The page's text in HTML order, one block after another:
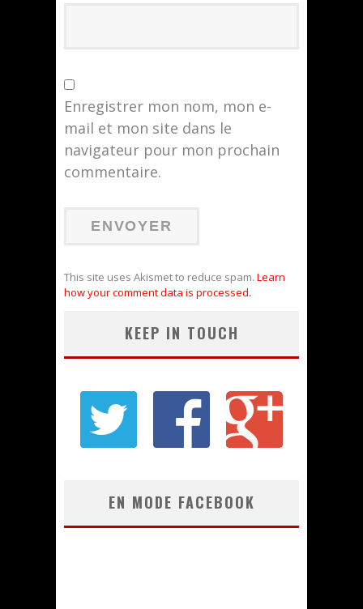
Enregistrer mon nom, mon e-
mail et mon site dans le
navigateur pour mon prochain
commentaire.
This site uses Akismet to reduce spam. Learn
how your comment data is processed.
KEEP IN TOUCH
EN MODE FACEBOOK